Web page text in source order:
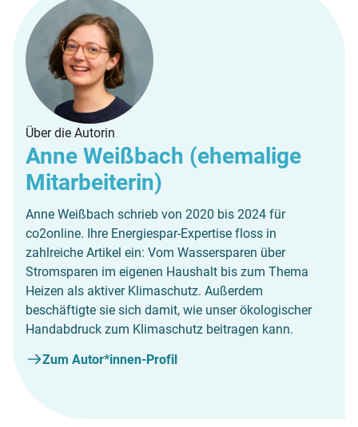
Über die Autorin
Anne Weißbach (ehemalige
Mitarbeiterin)
Anne Weißbach schrieb von 2020 bis 2024 für
co2online. Ihre Energiespar-Expertise floss in
zahlreiche Artikel ein: Vom Wassersparen über
Stromsparen im eigenen Haushalt bis zum Thema
Heizen als aktiver Klimaschutz. Außerdem
beschäftigte sie sich damit, wie unser ökologischer
Handabdruck zum Klimaschutz beitragen kann.
Zum Autor*innen-Profil